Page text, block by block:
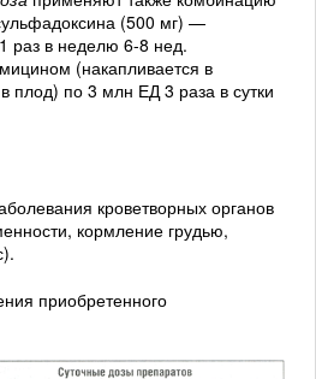
(500 мг) —
раз в неделю 6-8 нед.
(накапливается в
плод) по 3 млн ЕД 3 раза в сутки
кроветворных органов
кормление грудью,
приобретенного